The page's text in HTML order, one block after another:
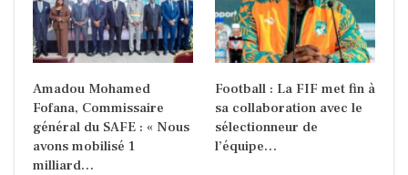
Amadou Mohamed
Fofana, Commissaire
général du SAFE : « Nous
avons mobilisé 1
milliard…
Football : La FIF met fin à
sa collaboration avec le
sélectionneur de
l’équipe…